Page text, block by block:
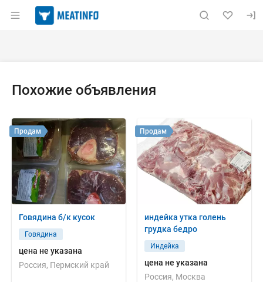
Раздел навигации по сайту meatinfo.ru
Похожие объявления
Говядина б/к кусок
Говядина
цена не указана
Россия, Пермский край
Продам
индейка утка голень
грудка бедро
Индейка
цена не указана
Россия, Москва
Продам